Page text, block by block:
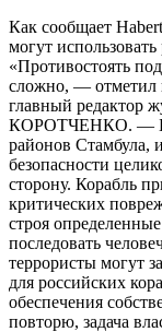
Как сообщает
могут
«Противостоять
сложно, — отметил
главный редактор
КОРОТЧЕНКО. —
районов Стамбула,
безопасности
сторону. Корабль
критических
строя
последовать
террористы могут
для российских
обеспечения
повторю, задача